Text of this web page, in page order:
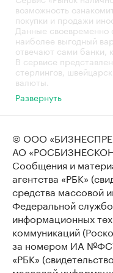
возможность
покупки и продажи
Данные своевременно
наиболее выгодный
отвечают сами банки,
В сервисе
стерлингов,
валюты.
Развернуть
© ООО
АО
Сообщения и
агентства «РБК»
средства массовой
Федеральной
информационных
коммуникаций
за номером ИА
«РБК»